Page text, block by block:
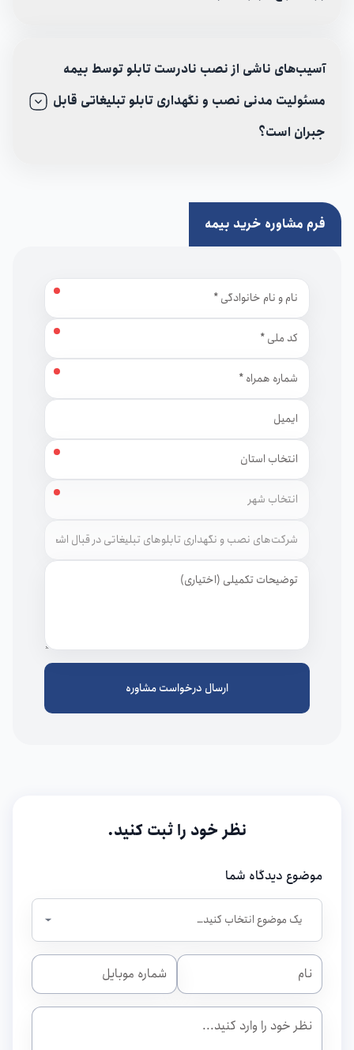
آسیب‌های ناشی از نصب نادرست تابلو توسط بیمه
مسئولیت مدنی نصب و نگهداری تابلو تبلیغاتی قابل
جبران است؟
فرم مشاوره خرید بیمه
نام و نام خانوادگی
کد ملی
شماره همراه
ایمیل
استان
شهر
توضیحات
ارسال درخواست مشاوره
نظر خود را ثبت کنید.
موضوع دیدگاه شما